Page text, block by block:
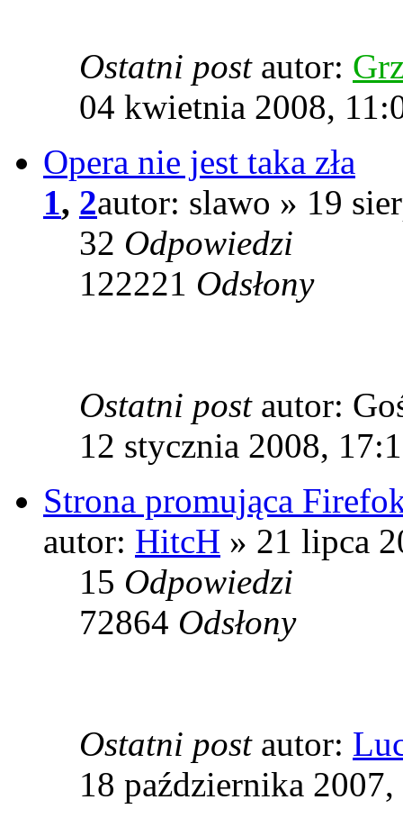
Ostatni post autor:
04 kwietnia 2008,
Opera nie jest taka zła
1, 2autor: slawo » 19
32 Odpowiedzi
122221 Odsłony
Ostatni post autor:
12 stycznia 2008,
Strona promująca
autor: HitcH » 21 lipca
15 Odpowiedzi
72864 Odsłony
Ostatni post autor:
18 października